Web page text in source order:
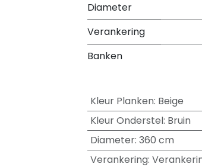
Diameter
Verankering
Banken
Kleur Planken: Beige
Kleur Onderstel: Bruin
Diameter: 360 cm
Verankering: